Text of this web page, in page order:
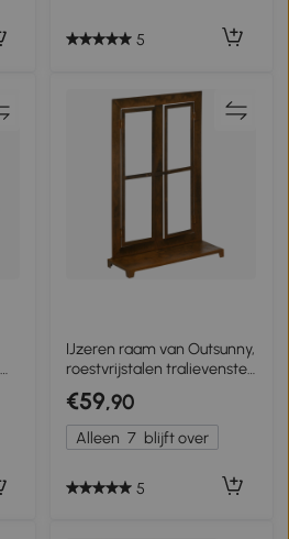
5
IJzeren raam van Outsunny,
roestvrijstalen tralievenster
55 x 80 cm met drempel,
vergrendeling
€59,90
Alleen 7 blijft over
5